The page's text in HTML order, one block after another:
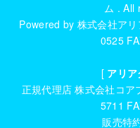
ム . All
Powered by 株式会社ア
0525
[ アリ
正規代理店株式会社コア
5711
販売特